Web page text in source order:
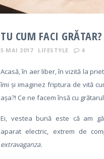
TU CUM FACI GRĂTAR?
5 MAI 2017 LIFESTYLE 4
Acasă, în aer liber, în vizită la
îmi și imaginez friptura de vită
așa?! Ce ne facem însă cu
Ei, vestea bună este că am
aparat electric, extrem de
extravaganza.